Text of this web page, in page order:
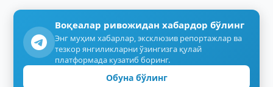
Воқеалар ривожидан хабардор бўлинг
Энг муҳим хабарлар, эксклюзив репортажлар ва
тезкор янгиликларни ўзингизга қулай
платформада кузатиб боринг.
Обуна бўлинг